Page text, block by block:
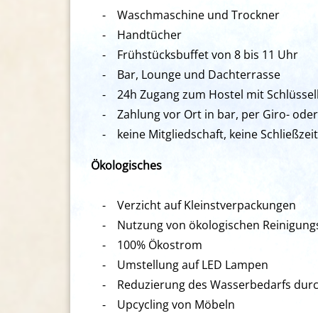
⁃ Waschmaschine und Trockner
⁃ Handtücher
⁃ Frühstücksbuffet von 8 bis 11 Uhr
⁃ Bar, Lounge und Dachterrasse
⁃ 24h Zugang zum Hostel mit
⁃ Zahlung vor Ort in bar, per Giro-
⁃ keine Mitgliedschaft, keine
Ökologisches
⁃ Verzicht auf Kleinstverpackungen
⁃ Nutzung von ökologischen
⁃ 100% Ökostrom
⁃ Umstellung auf LED Lampen
⁃ Reduzierung des Wasserbedarfs
⁃ Upcycling von Möbeln